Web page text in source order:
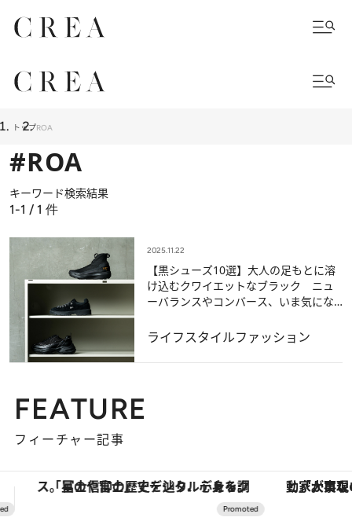
トップROA
#ROA
キーワード検索結果
1-1 / 1 件
2025.11.22
【黒シューズ10選】大人の足もとに溶
け込むクワイエットなブラック ニュ
ーバランスやコンバース、いま気にな
ライフスタイルファッション
FEATURE
フィーチャー記事
「大事なのは地域の意識を変えること」。ロレックス賞受賞の自然保護活動家が実現させたナイジェリアの自然環境の復活 【銀座で出合う最旬美容】美髪ケアや上質